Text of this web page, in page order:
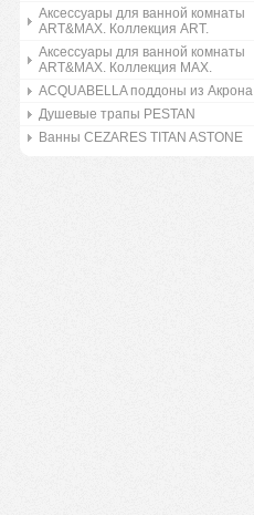
Аксессуары для ванной комнаты
ART&MAX. Коллекция ART.
Аксессуары для ванной комнаты
ART&MAX. Коллекция MAX.
ACQUABELLA поддоны из Акрона
Душевые трапы PESTAN
Ванны CEZARES TITAN ASTONE